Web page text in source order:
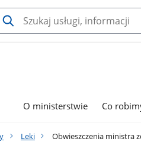
O ministerstwie Co
Leki Obwieszczenia ministra